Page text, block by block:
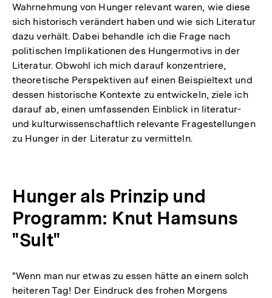
Wahrnehmung von Hunger relevant waren, wie diese
sich historisch verändert haben und wie sich Literatur
dazu verhält. Dabei behandle ich die Frage nach
politischen Implikationen des Hungermotivs in der
Literatur. Obwohl ich mich darauf konzentriere,
theoretische Perspektiven auf einen Beispieltext und
dessen historische Kontexte zu entwickeln, ziele ich
darauf ab, einen umfassenden Einblick in literatur-
und kulturwissenschaftlich relevante Fragestellungen
zu Hunger in der Literatur zu vermitteln.
Hunger als Prinzip und
Programm: Knut Hamsuns
"Sult"
"Wenn man nur etwas zu essen hätte an einem solch
heiteren Tag! Der Eindruck des frohen Morgens